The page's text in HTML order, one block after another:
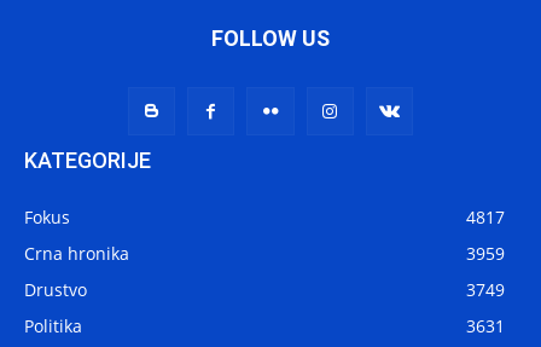
FOLLOW US
KATEGORIJE
Fokus
4817
Crna hronika
3959
Drustvo
3749
Politika
3631